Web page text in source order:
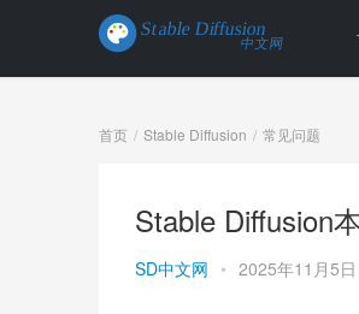
首页 Stable Diffusion 常见问题
Stable Diffusion
SD中文网 • 2025年11月5